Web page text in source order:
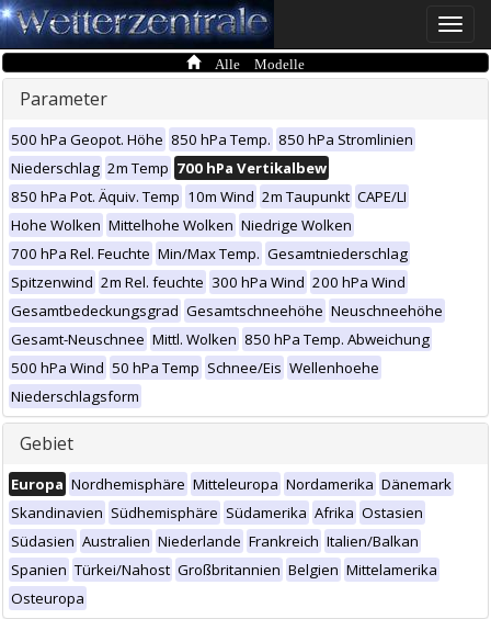
Toggle
Alle Modelle
Parameter
500 hPa Geopot. Höhe 850 hPa Temp. 850 hPa Stromlinien
Niederschlag 2m Temp 700 hPa Vertikalbew
850 hPa Pot. Äquiv. Temp 10m Wind 2m Taupunkt CAPE/LI
Hohe Wolken Mittelhohe Wolken Niedrige Wolken
700 hPa Rel. Feuchte Min/Max Temp. Gesamtniederschlag
Spitzenwind 2m Rel. feuchte 300 hPa Wind 200 hPa Wind
Gesamtbedeckungsgrad Gesamtschneehöhe Neuschneehöhe
Gesamt-Neuschnee Mittl. Wolken 850 hPa Temp. Abweichung
500 hPa Wind 50 hPa Temp Schnee/Eis Wellenhoehe
Niederschlagsform
Gebiet
Europa Nordhemisphäre Mitteleuropa Nordamerika Dänemark
Skandinavien Südhemisphäre Südamerika Afrika Ostasien
Südasien Australien Niederlande Frankreich Italien/Balkan
Spanien Türkei/Nahost Großbritannien Belgien Mittelamerika
Osteuropa